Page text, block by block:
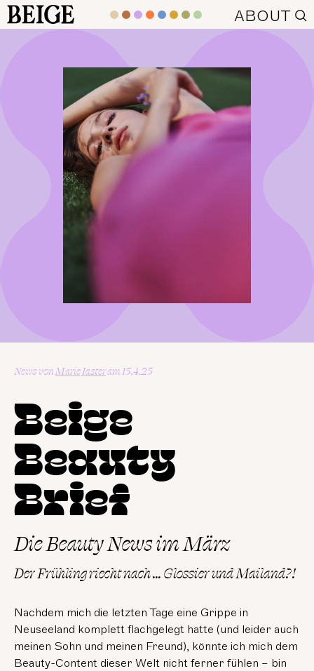
BEIGE ABOUT
NewsvonMarie Jaster 15.4.25
Beige
Beauty
Brief
Die Beauty News im März
Der Frühling riecht nach ... Glossier und Mailand?!
Nachdem mich die letzten Tage eine Grippe in
Neuseeland komplett flachgelegt hatte (und leider auch
meinen Sohn und meinen Freund), könnte ich mich dem
Beauty-Content dieser Welt nicht ferner fühlen – bin